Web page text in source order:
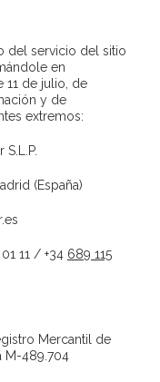
del servicio del sitio
en
de julio, de
y de
extremos:
S.L.P.
(España)
11 / +34 689 115
Mercantil de
M-489.704